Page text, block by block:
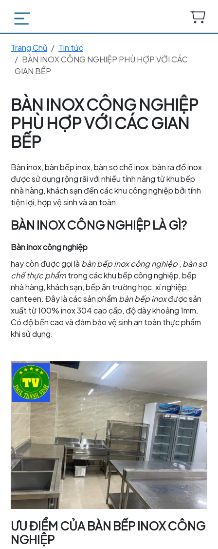
Trang Chủ
Tin tức
BÀN INOX CÔNG NGHIỆP PHÙ HỢP VỚI CÁC
GIAN BẾP
BÀN INOX CÔNG NGHIỆP
PHÙ HỢP VỚI CÁC GIAN
BẾP
Bàn inox, bàn bếp inox, bàn sơ chế inox, bàn ra đồ inox
được sử dụng rộng rãi với nhiều tính năng từ khu bếp
nhà hàng, khách sạn đến các khu công nghiệp bởi tính
tiện lợi, hợp vệ sinh và an toàn.
BÀN INOX CÔNG NGHIỆP LÀ GÌ?
Bàn inox công nghiệp
hay còn được gọi là bàn bếp inox công nghiệp , bàn sơ
chế thực phẩmtrong các khu bếp công nghiệp, bếp
nhà hàng, khách sạn, bếp ăn trường học, xí nghiệp,
canteen. Đây là các sản phẩm bàn bếp inoxđược sản
xuất từ 100% inox 304 cao cấp, độ dày khoảng 1mm.
Có độ bền cao và đảm bảo vệ sinh an toàn thực phẩm
khi sử dụng.
ƯU ĐIỂM CỦA BÀN BẾP INOX CÔNG
NGHIỆP